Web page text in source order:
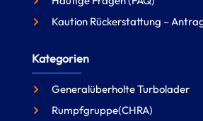
Kaution Rückerstattung –
Kategorien
Generalüberholte Turbolader
Rumpfgruppe(CHRA)